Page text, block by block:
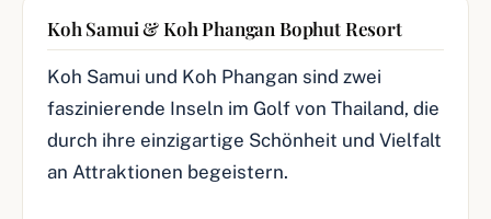
Koh Samui & Koh Phangan Bophut Resort
Koh Samui und Koh Phangan sind zwei
faszinierende Inseln im Golf von Thailand, die
durch ihre einzigartige Schönheit und Vielfalt
an Attraktionen begeistern.